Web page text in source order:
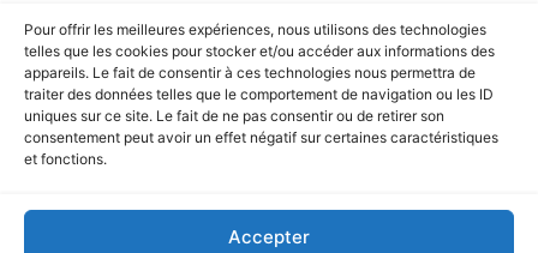
Pour offrir les meilleures expériences, nous utilisons des technologies
telles que les cookies pour stocker et/ou accéder aux informations des
appareils. Le fait de consentir à ces technologies nous permettra de
traiter des données telles que le comportement de navigation ou les ID
uniques sur ce site. Le fait de ne pas consentir ou de retirer son
consentement peut avoir un effet négatif sur certaines caractéristiques
et fonctions.
Accepter
Vidéo de Présentation
Aucune vidéo disponible.